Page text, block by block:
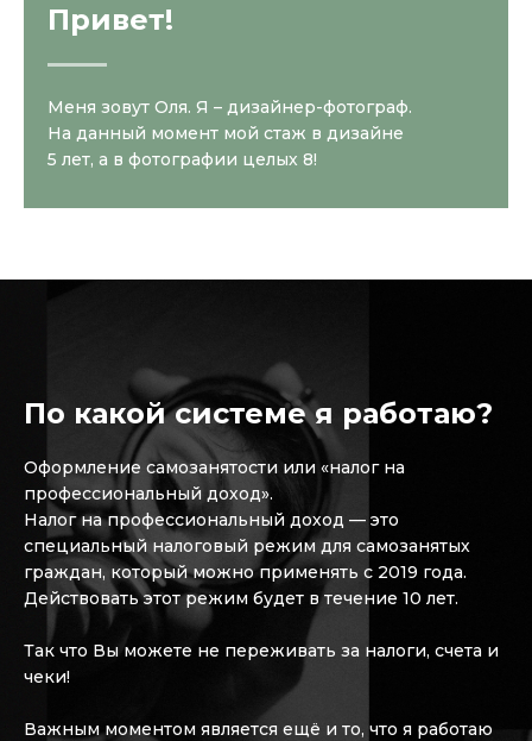
Привет!
Меня зовут Оля. Я – дизайнер-фотограф.
На данный момент мой стаж в дизайне
5 лет, а в фотографии целых 8!
По какой системе я работаю?
Оформление самозанятости или «налог на
профессиональный доход».
Налог на профессиональный доход — это
специальный налоговый режим для самозанятых
граждан, который можно применять с 2019 года.
Действовать этот режим будет в течение 10 лет.
Так что Вы можете не переживать за налоги, счета и
чеки!
Важным моментом является ещё и то, что я работаю